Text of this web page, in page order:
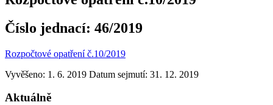
Číslo jednací: 46/2019
Rozpočtové opatření č.10/2019
Vyvěšeno: 1. 6. 2019 Datum sejmutí: 31. 12. 2019
Aktuálně